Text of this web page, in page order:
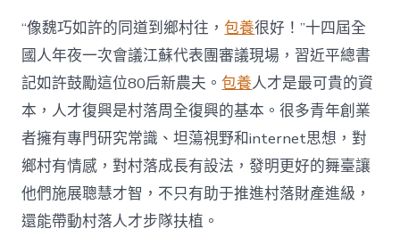
水
甜
心
寶
物
查
包
養
網
_
中
“像魏巧如許的同道到鄉村往，包養很好！”十四屆全
國人年夜一次會議江蘇代表團審議現場，習近平總書
記如許鼓勵這位80后新農夫。包養人才是最可貴的資
本，人才復興是村落周全復興的基本。很多青年創業
者擁有專門研究常識、坦蕩視野和internet思想，對
鄉村有情感，對村落成長有設法，發明更好的舞臺讓
他們施展聰慧才智，不只有助于推進村落財產進級，
還能帶動村落人才步隊扶植。